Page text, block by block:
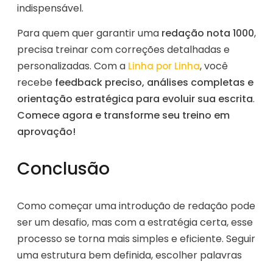
indispensável.
Para quem quer garantir uma redação nota 1000,
precisa treinar com correções detalhadas e
personalizadas. Com a Linha por Linha, você
recebe feedback preciso, análises completas e
orientação estratégica para evoluir sua escrita.
Comece agora e transforme seu treino em
aprovação!
Conclusão
Como começar uma introdução de redação pode
ser um desafio, mas com a estratégia certa, esse
processo se torna mais simples e eficiente. Seguir
uma estrutura bem definida, escolher palavras